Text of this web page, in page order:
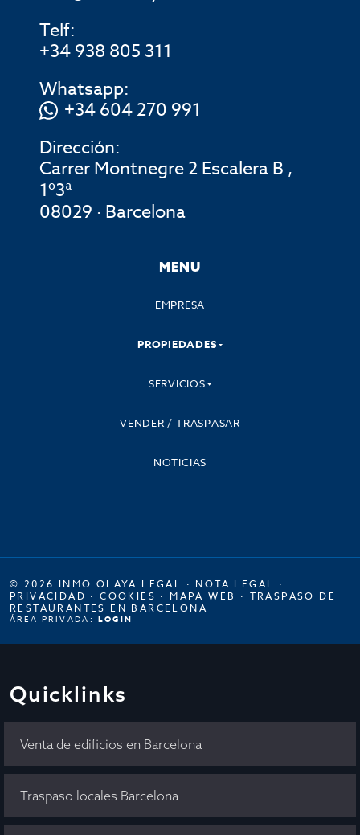
Telf:
+34 938 805 311
Whatsapp:
+34 604 270 991
Dirección:
Carrer Montnegre 2 Escalera B ,
1º3ª
08029 · Barcelona
MENU
EMPRESA
PROPIEDADES
SERVICIOS
VENDER / TRASPASAR
NOTICIAS
© 2026 INMO OLAYA LEGAL · NOTA LEGAL ·
PRIVACIDAD ·COOKIES · MAPA WEB · TRASPASO DE
RESTAURANTES EN BARCELONA
ÁREA PRIVADA: LOGIN
Quicklinks
Venta de edificios en Barcelona
Traspaso locales Barcelona